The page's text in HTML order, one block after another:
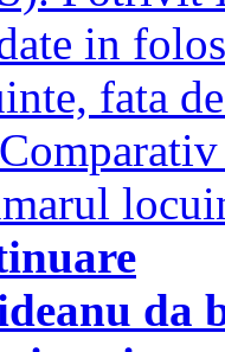
in
fata
da